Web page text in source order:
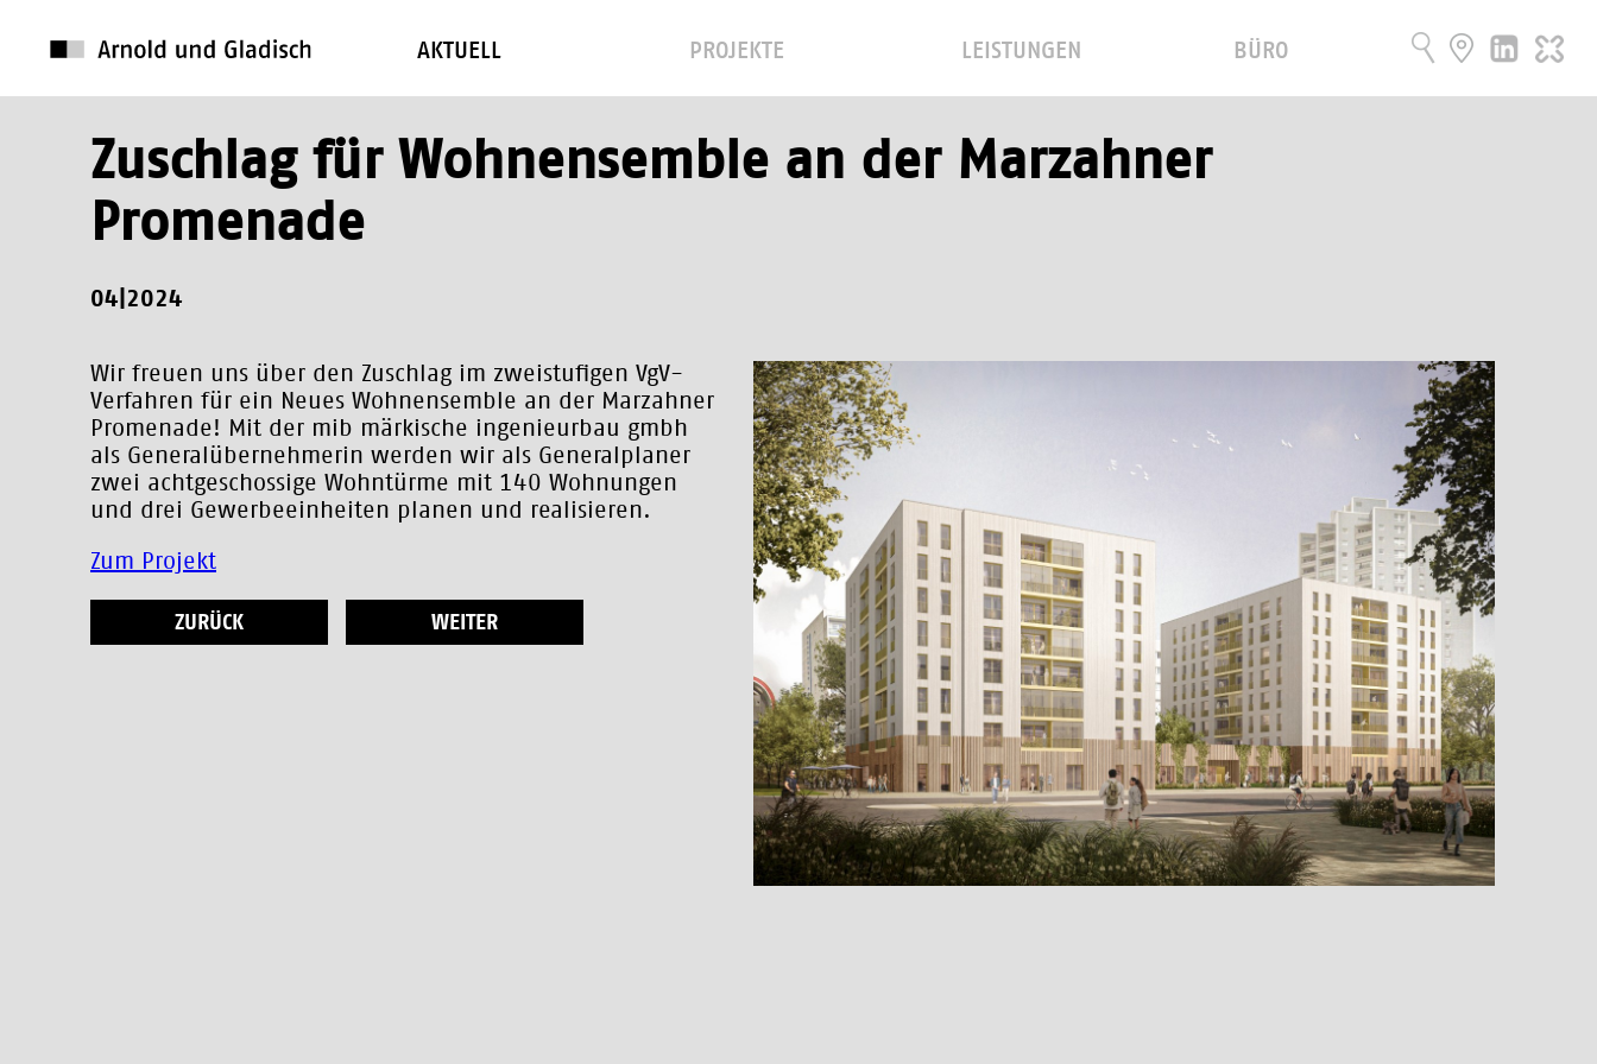
AKTUELL PROJEKTE LEISTUNGEN BÜRO
Zuschlag für Wohnensemble an der Marzahner
Promenade
04|2024
Wir freuen uns über den Zuschlag im zweistufigen VgV-
Verfahren für ein Neues Wohnensemble an der Marzahner
Promenade! Mit der mib märkische ingenieurbau gmbh
als Generalübernehmerin werden wir als Generalplaner
zwei achtgeschossige Wohntürme mit 140 Wohnungen
und drei Gewerbeeinheiten planen und realisieren.
Zum Projekt
ZURÜCK WEITER